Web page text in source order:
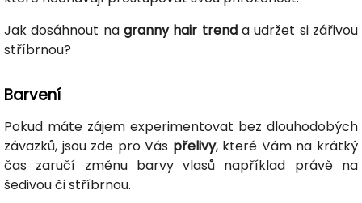
Jak dosáhnout na granny hair trenda udržet si zářivou
stříbrnou?
Barvení
Pokud máte zájem experimentovat bez dlouhodobých
závazků, jsou zde pro Vás přelivy, které Vám na krátký
čas zaručí změnu barvy vlasů například právě na
šedivou či stříbrnou.